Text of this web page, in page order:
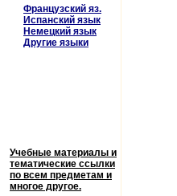
Французский яз.
Испанский язык
Немецкий язык
Другие языки
Учебные материалы и
тематические ссылки
по всем предметам и
многое другое.